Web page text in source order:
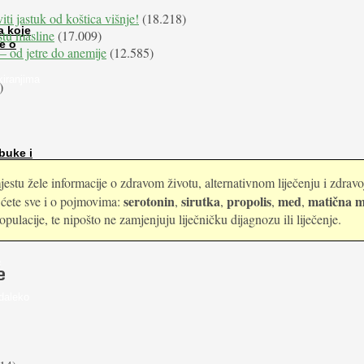
koje
o
i
jastuk od koštica višnje! (18.218)
masline(17.009)
od jetre do anemije(12.585)
žele informacije o zdravom životu, alternativnom liječenju i
sve i o pojmovima: serotonin, sirutka, propolis, med, matična
te nipošto ne zamjenjuju liječničku dijagnozu ili liječenje.